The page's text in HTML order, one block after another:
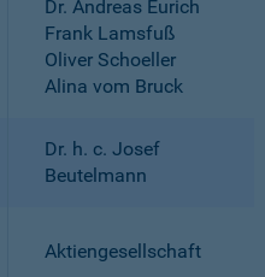
Dr. Andreas Eurich
Frank Lamsfuß
Oliver Schoeller
Alina vom Bruck
Dr. h. c. Josef
Beutelmann
Aktiengesellschaft